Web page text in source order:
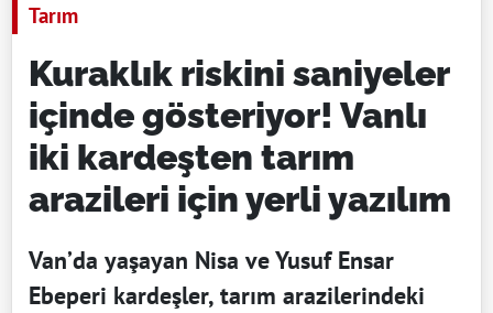
Tarım
Kuraklık riskini saniyeler
içinde gösteriyor! Vanlı
iki kardeşten tarım
arazileri için yerli yazılım
Van’da yaşayan Nisa ve Yusuf Ensar
Ebeperi kardeşler, tarım arazilerindeki